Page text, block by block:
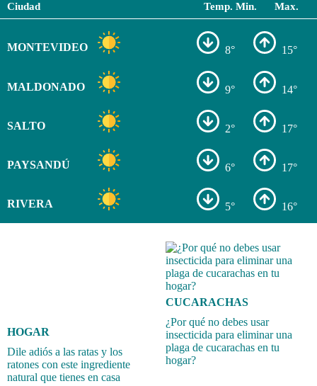
Ciudad Temp. Min. Max.
MONTEVIDEO 8° 15°
MALDONADO 9° 14°
SALTO 2° 17°
PAYSANDÚ 6° 17°
RIVERA 5° 16°
HOGAR
Dile adiós a las ratas y los
ratones con este ingrediente
natural que tienes en casa
CUCARACHAS
¿Por qué no debes usar
insecticida para eliminar una
plaga de cucarachas en tu
hogar?